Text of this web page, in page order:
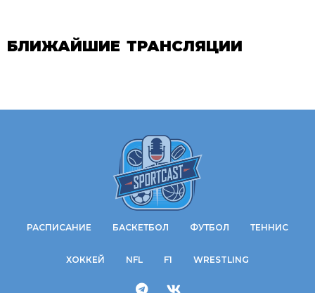
БЛИЖАЙШИЕ ТРАНСЛЯЦИИ
РАСПИСАНИЕ БАСКЕТБОЛ ФУТБОЛ ТЕННИС
ХОККЕЙ NFL F1 WRESTLING